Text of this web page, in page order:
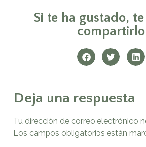
Si te ha gustado,
compartirlo
Deja una respuesta
Tu dirección de correo electrónico
Los campos obligatorios están